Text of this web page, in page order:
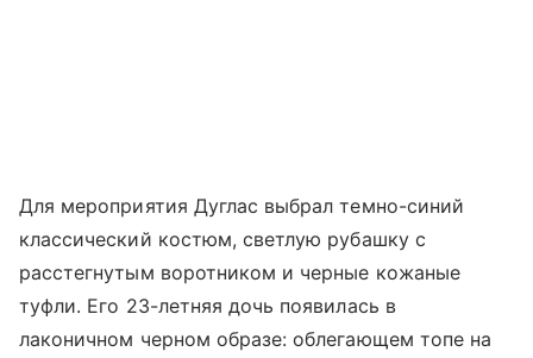
Для мероприятия Дуглас выбрал темно-синий
классический костюм, светлую рубашку с
расстегнутым воротником и черные кожаные
туфли. Его 23-летняя дочь появилась в
лаконичном черном образе: облегающем топе на